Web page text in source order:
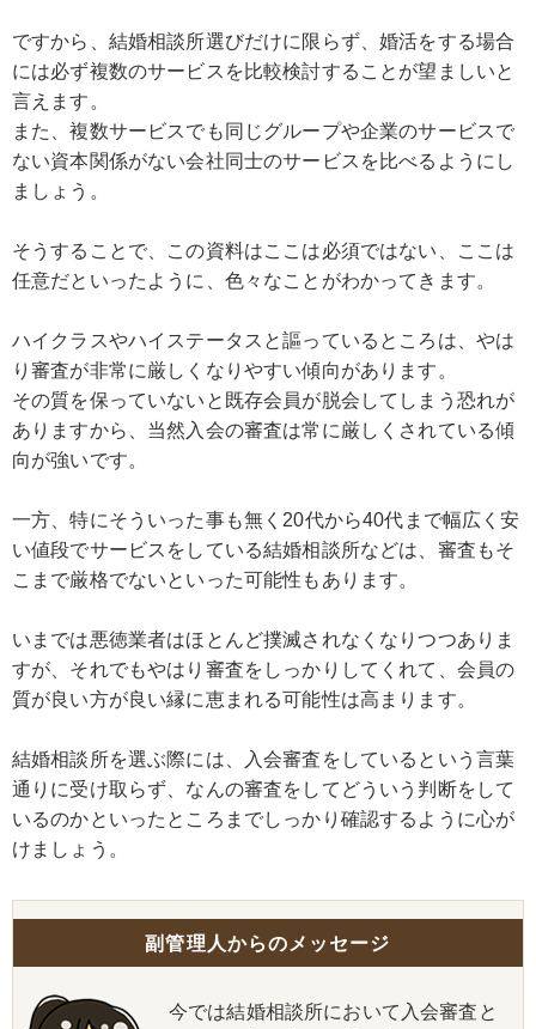
ですから、結婚相談所選びだけに限らず、婚活をする場合
には必ず複数のサービスを比較検討することが望ましいと
言えます。
また、複数サービスでも同じグループや企業のサービスで
ない資本関係がない会社同士のサービスを比べるようにし
ましょう。
そうすることで、この資料はここは必須ではない、ここは
任意だといったように、色々なことがわかってきます。
ハイクラスやハイステータスと謳っているところは、やは
り審査が非常に厳しくなりやすい傾向があります。
その質を保っていないと既存会員が脱会してしまう恐れが
ありますから、当然入会の審査は常に厳しくされている傾
向が強いです。
一方、特にそういった事も無く20代から40代まで幅広く安
い値段でサービスをしている結婚相談所などは、審査もそ
こまで厳格でないといった可能性もあります。
いまでは悪徳業者はほとんど撲滅されなくなりつつありま
すが、それでもやはり審査をしっかりしてくれて、会員の
質が良い方が良い縁に恵まれる可能性は高まります。
結婚相談所を選ぶ際には、入会審査をしているという言葉
通りに受け取らず、なんの審査をしてどういう判断をして
いるのかといったところまでしっかり確認するように心が
けましょう。
副管理人からのメッセージ
今では結婚相談所において入会審査と